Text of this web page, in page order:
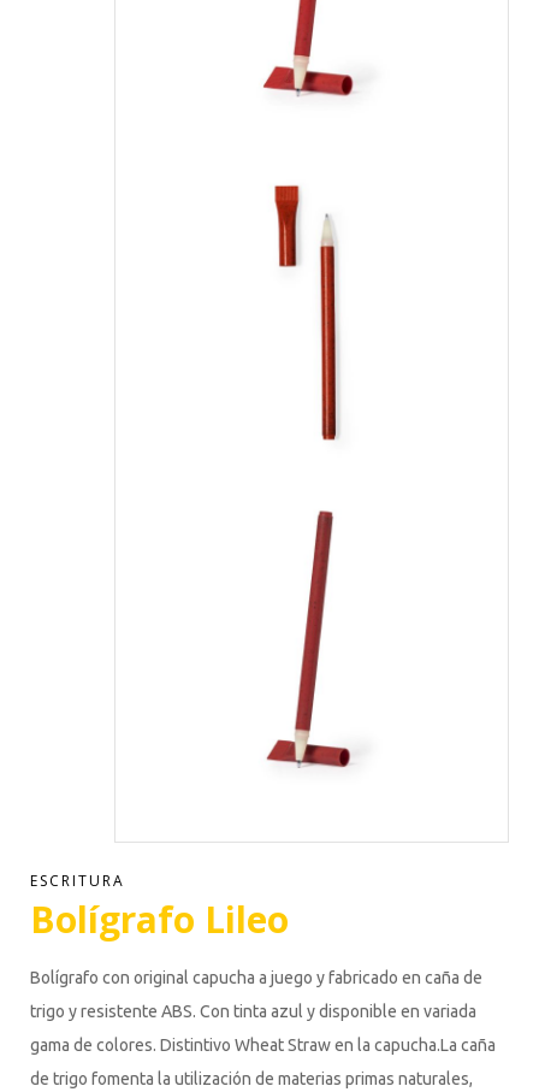
ESCRITURA
Bolígrafo Lileo
Bolígrafo con original capucha a juego y fabricado en caña de
trigo y resistente ABS. Con tinta azul y disponible en variada
gama de colores. Distintivo Wheat Straw en la capucha.La caña
de trigo fomenta la utilización de materias primas naturales,